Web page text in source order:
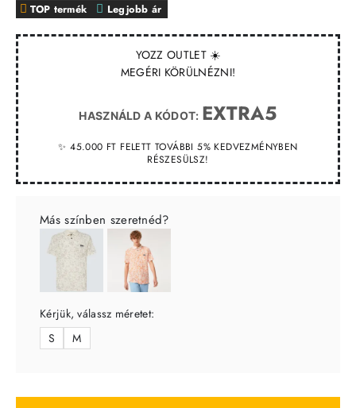
YOZZ OUTLET ☀️
MEGÉRI KÖRÜLNÉZNI!
HASZNÁLD A KÓDOT: EXTRA5
✨ 45.000 FT FELETT TOVÁBBI 5% KEDVEZMÉNYBEN
RÉSZESÜLSZ!
TOP termék Legjobb ár
Más színben szeretnéd?
Kérjük, válassz méretet:
S
M